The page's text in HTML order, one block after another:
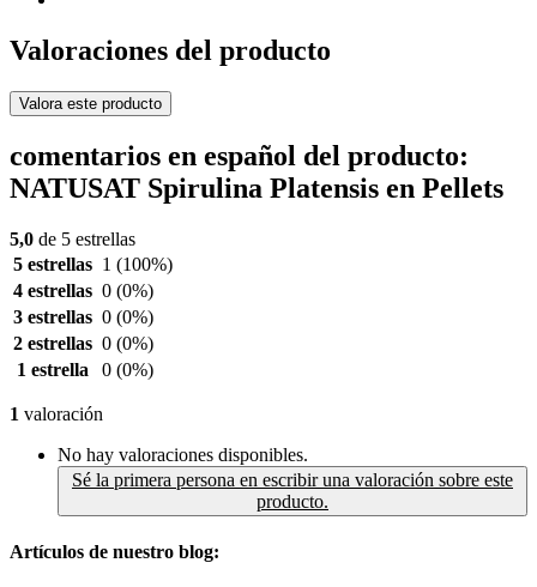
Valoraciones del producto
Valora este producto
comentarios en español del producto:
NATUSAT Spirulina Platensis en Pellets
5,0 de 5 estrellas
5 estrellas 1 (100%)
4 estrellas 0 (0%)
3 estrellas 0 (0%)
2 estrellas 0 (0%)
1 estrella
0 (0%)
1 valoración
No hay valoraciones disponibles.
Sé la primera persona en escribir una valoración sobre este
producto.
Artículos de nuestro blog: